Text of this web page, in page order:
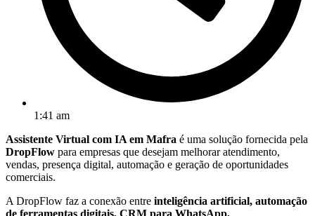
1:41 am
Assistente Virtual com IA em Mafra é uma solução fornecida pela
DropFlow para empresas que desejam melhorar atendimento,
vendas, presença digital, automação e geração de oportunidades
comerciais.
A DropFlow faz a conexão entre inteligência artificial, automação